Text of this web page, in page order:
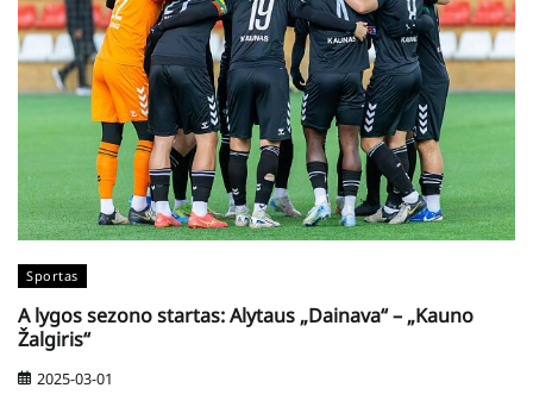
Sportas
A lygos sezono startas: Alytaus „Dainava“ – „Kauno
Žalgiris“
2025-03-01